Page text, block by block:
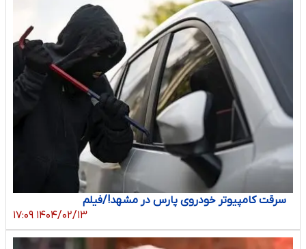
سرقت کامپیوتر خودروی پارس در مشهد!/فیلم
۱۴۰۴/۰۲/۱۳ ۱۷:۰۹